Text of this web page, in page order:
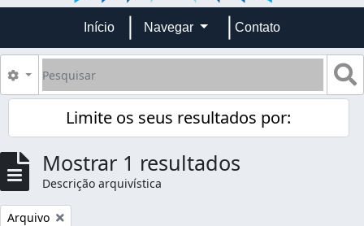
Início Navegar Contato
Pesquisar
Opções de busca
Limite os seus resultados por:
Mostrar 1 resultados
Descrição arquivística
Remover filtro:
Arquivo